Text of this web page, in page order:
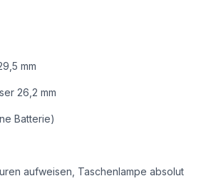
mm
26,2 mm
Batterie)
aufweisen, Taschenlampe absolut